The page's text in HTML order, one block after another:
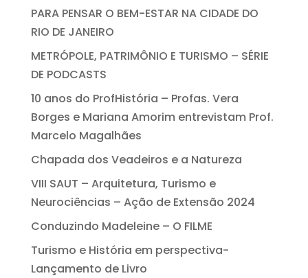
PARA PENSAR O BEM-ESTAR NA CIDADE DO
RIO DE JANEIRO
METRÓPOLE, PATRIMÔNIO E TURISMO – SÉRIE
DE PODCASTS
10 anos do ProfHistória – Profas. Vera
Borges e Mariana Amorim entrevistam Prof.
Marcelo Magalhães
Chapada dos Veadeiros e a Natureza
VIII SAUT – Arquitetura, Turismo e
Neurociências – Ação de Extensão 2024
Conduzindo Madeleine – O FILME
Turismo e História em perspectiva-
Lançamento de Livro